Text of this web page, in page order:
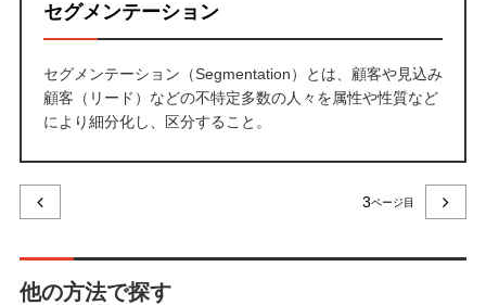
セグメンテーション
セグメンテーション（Segmentation）とは、顧客や見込み
顧客（リード）などの不特定多数の人々を属性や性質など
により細分化し、区分すること。
3
他の方法で探す